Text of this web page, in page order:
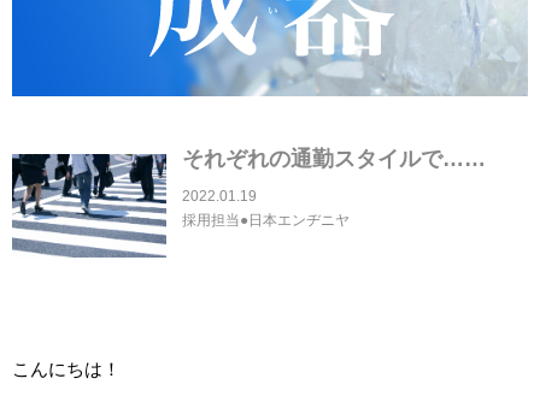
それぞれの通勤スタイルで……
2022.01.19
採用担当●日本エンヂニヤ
こんにちは！